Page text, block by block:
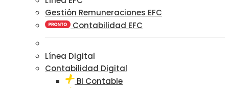
Gestión Remuneraciones EFC
Contabilidad EFC
Línea Digital
Contabilidad Digital
BI Contable